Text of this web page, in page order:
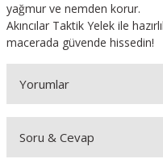
yağmur ve nemden korur.
Akıncılar Taktik Yelek ile
macerada güvende hissedin!
Yorumlar
Bu ürüne
Soru & Cevap